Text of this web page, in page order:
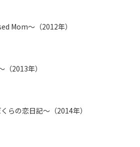
Mom～（2012年）
2013年）
らの恋日記～（2014年）